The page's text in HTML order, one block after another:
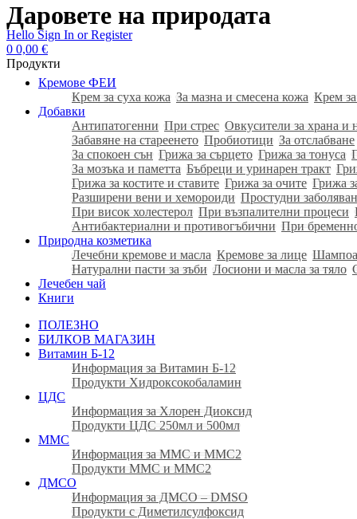
Даровете на природата
Hello Sign In or Register
0 0,00 €
Продукти
Кремове ФЕИ
Крем за суха кожа За мазна и смесена кожа Крем
Добавки
Антипатогенни При стрес Овкусители за храна и
Забавяне на стареенето Пробиотици За отслабване
За спокоен сън Грижа за сърцето Грижа за тонуса
За мозъка и паметта Бъбреци и уринарен тракт
Грижа за костите и ставите Грижа за очите Грижа
Разширени вени и хемороиди Простудни
При висок холестерол При възпалителни процеси
Антибактериални и противогъбични При
Природна козметика
Лечебни кремове и масла Кремове за лице
Натурални пасти за зъби Лосиони и масла за тяло
Лечебен чай
Книги
ПОЛЕЗНО
БИЛКОВ МАГАЗИН
Витамин Б-12
Информация за Витамин Б-12
Продукти Хидроксокобаламин
ЦДС
Информация за Хлорен Диоксид
Продукти ЦДС 250мл и 500мл
ММС
Информация за ММС и ММС2
Продукти ММС и ММС2
ДМСО
Информация за ДМСО – DMSO
Продукти с Диметилсулфоксид